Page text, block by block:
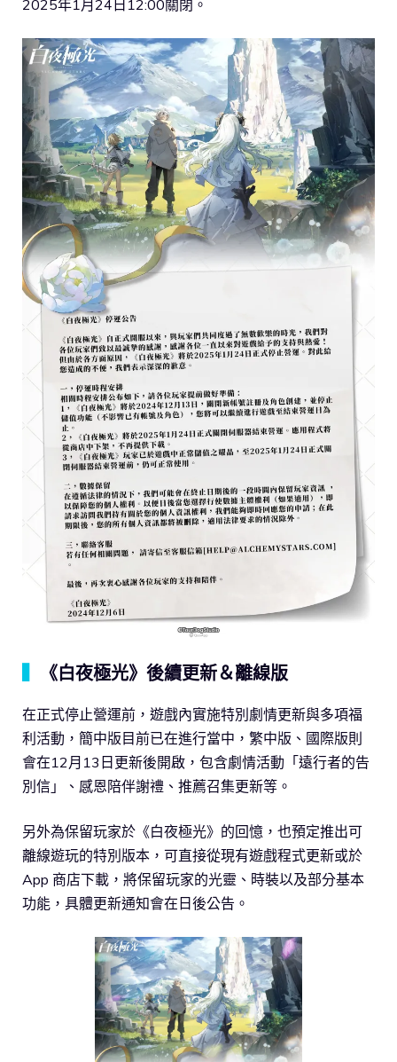
2025年1月24日12:00關閉。
《白夜極光》後續更新＆離線版
在正式停止營運前，遊戲內實施特別劇情更新與多項福
利活動，簡中版目前已在進行當中，繁中版、國際版則
會在12月13日更新後開啟，包含劇情活動「遠行者的告
別信」、感恩陪伴謝禮、推薦召集更新等。
另外為保留玩家於《白夜極光》的回憶，也預定推出可
離線遊玩的特別版本，可直接從現有遊戲程式更新或於
App 商店下載，將保留玩家的光靈、時裝以及部分基本
功能，具體更新通知會在日後公告。